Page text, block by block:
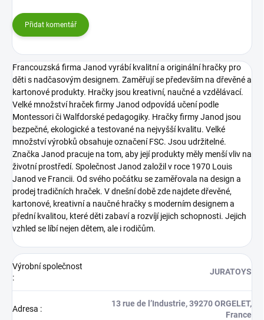
Přidat komentář
Francouzská firma Janod vyrábí kvalitní a originální hračky pro
děti s nadčasovým designem. Zaměřují se především na dřevěné a
kartonové produkty. Hračky jsou kreativní, naučné a vzdělávací.
Velké množství hraček firmy Janod odpovídá učení podle
Montessori či Walfdorské pedagogiky. Hračky firmy Janod jsou
bezpečné, ekologické a testované na nejvyšší kvalitu. Velké
množství výrobků obsahuje označení FSC. Jsou udržitelné.
Značka Janod pracuje na tom, aby její produkty měly menší vliv na
životní prostředí. Společnost Janod založil v roce 1970 Louis
Janod ve Francii. Od svého počátku se zaměřovala na design a
prodej tradičních hraček. V dnešní době zde najdete dřevěné,
kartonové, kreativní a naučné hračky s moderním designem a
přední kvalitou, které děti zabaví a rozvíjí jejich schopnosti. Jejich
vzhled se líbí nejen dětem, ale i rodičům.
Výrobní společnost
:
JURATOYS
Adresa :
13 rue de l’Industrie, 39270 ORGELET,
France